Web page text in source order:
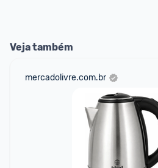
Veja também
mercadolivre.com.br